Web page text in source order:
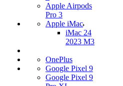
Apple Airpods
Pro 3
Apple iMac
iMac 24
2023 M3
OnePlus
Google Pixel 9
Google Pixel 9